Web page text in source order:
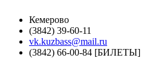
Кемерово
(3842) 39-60-11
vk.kuzbass@mail.ru
(3842) 66-00-84 [БИЛЕТЫ]